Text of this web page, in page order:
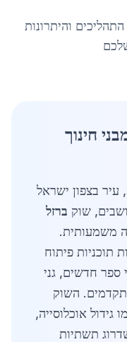
והיתרונות
חינוך
בעראבה, עיר בצפון ישראל
ברזל
משמעותית.
תוכניות פיתוח
ספר חדשים, גני
השוק
אוכלוסייה,
תשתיות